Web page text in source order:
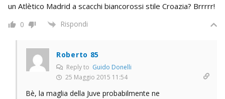
un Atlètico Madrid a scacchi biancorossi stile Croazia? Brrrrr!
0 Rispondi
Roberto 85
Reply to Guido Donelli
25 Maggio 2015 11:54
Bè, la maglia della Juve probabilmente ne